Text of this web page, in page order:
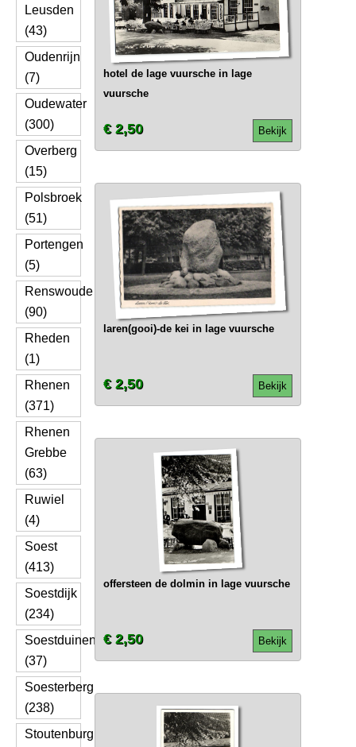
Leusden
(43)
Oudenrijn
(7)
Oudewater
(300)
Overberg
(15)
Polsbroek
(51)
Portengen
(5)
Renswoude
(90)
Rheden
(1)
Rhenen
(371)
Rhenen
Grebbe
(63)
Ruwiel
(4)
Soest
(413)
Soestdijk
(234)
Soestduinen
(37)
Soesterberg
(238)
Stoutenburg
hotel de lage vuursche in lage
vuursche
Bekijk
€ 2,50
laren(gooi)-de kei in lage vuursche
Bekijk
€ 2,50
offersteen de dolmin in lage vuursche
Bekijk
€ 2,50